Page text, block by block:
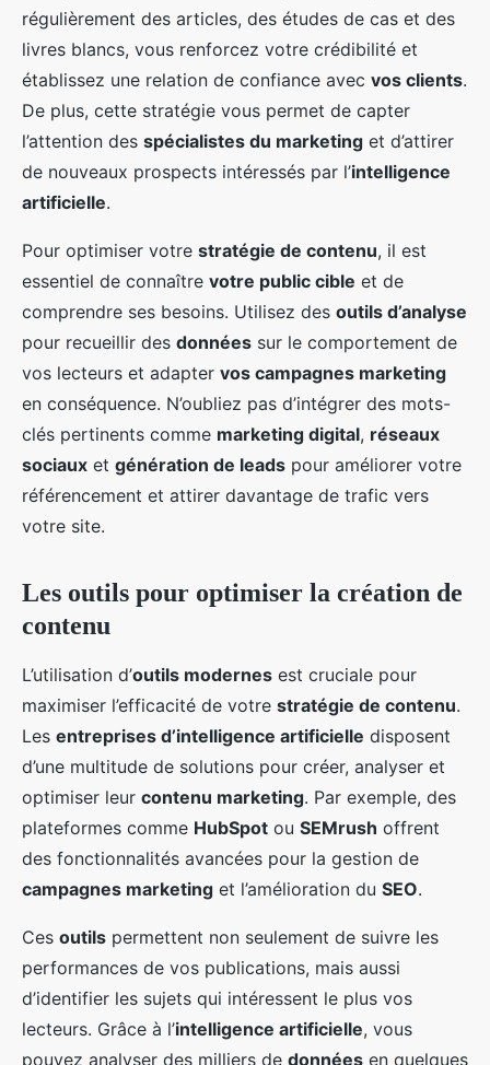
régulièrement des articles, des études de cas et des
livres blancs, vous renforcez votre crédibilité et
établissez une relation de confiance avec vos clients.
De plus, cette stratégie vous permet de capter
l’attention des spécialistes du marketing et d’attirer
de nouveaux prospects intéressés par l’intelligence
artificielle.
Pour optimiser votre stratégie de contenu, il est
essentiel de connaître votre public cible et de
comprendre ses besoins. Utilisez des outils d’analyse
pour recueillir des données sur le comportement de
vos lecteurs et adapter vos campagnes marketing
en conséquence. N’oubliez pas d’intégrer des mots-
clés pertinents comme marketing digital, réseaux
sociaux et génération de leads pour améliorer votre
référencement et attirer davantage de trafic vers
votre site.
Les outils pour optimiser la création de
contenu
L’utilisation d’outils modernes est cruciale pour
maximiser l’efficacité de votre stratégie de contenu.
Les entreprises d’intelligence artificielle disposent
d’une multitude de solutions pour créer, analyser et
optimiser leur contenu marketing. Par exemple, des
plateformes comme HubSpot ou SEMrush offrent
des fonctionnalités avancées pour la gestion de
campagnes marketing et l’amélioration du SEO.
Ces outils permettent non seulement de suivre les
performances de vos publications, mais aussi
d’identifier les sujets qui intéressent le plus vos
lecteurs. Grâce à l’intelligence artificielle, vous
pouvez analyser des milliers de données en quelques